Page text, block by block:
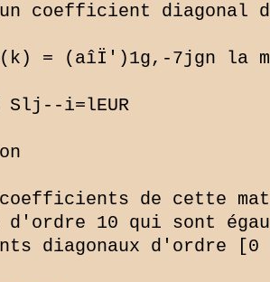
un coefficient
= (aîÏ')1g,-7jgn la
Slj--i=lEUR
de cette
d'ordre 10 qui sont
diagonaux d'ordre [0